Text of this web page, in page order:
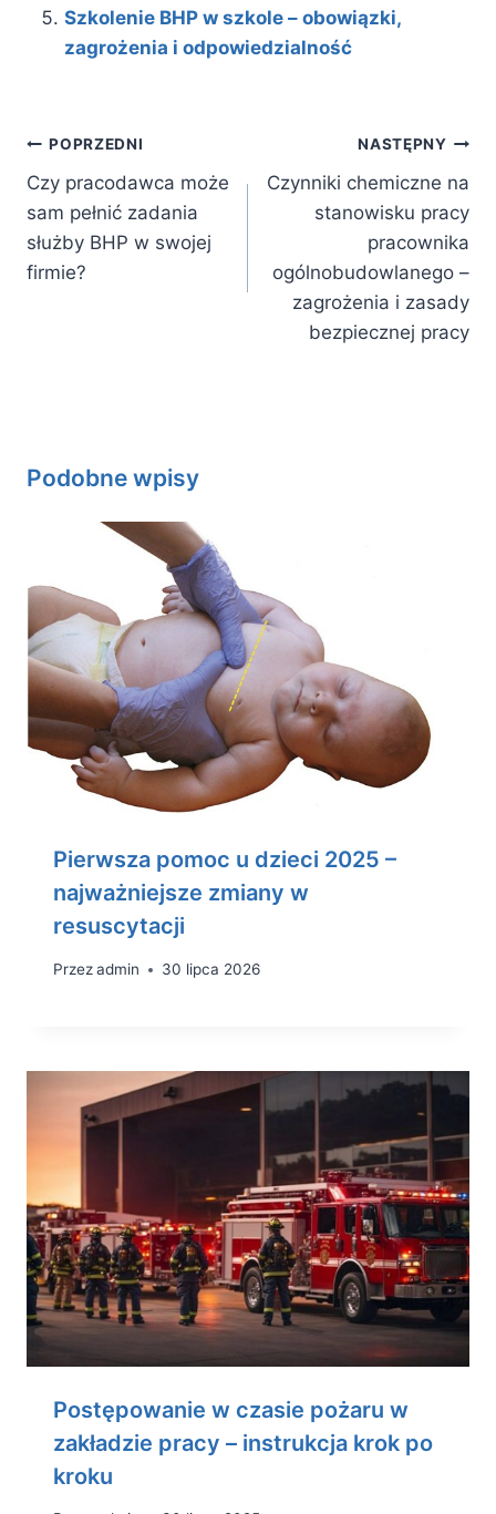
Szkolenie BHP w szkole – obowiązki,
zagrożenia i odpowiedzialność
Nawigacja
wpisu
POPRZEDNI
Czy pracodawca może
sam pełnić zadania
służby BHP w swojej
firmie?
NASTĘPNY
Czynniki chemiczne na
stanowisku pracy
pracownika
ogólnobudowlanego –
zagrożenia i zasady
bezpiecznej pracy
Podobne wpisy
Pierwsza pomoc u dzieci 2025 –
najważniejsze zmiany w
resuscytacji
Przezadmin 30 lipca 2026
Postępowanie w czasie pożaru w
zakładzie pracy – instrukcja krok po
kroku